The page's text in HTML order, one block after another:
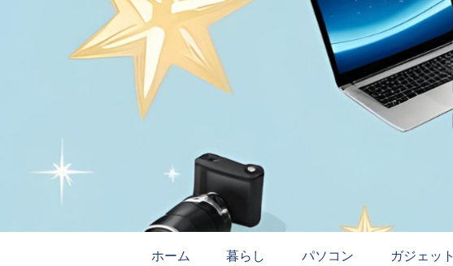
ホーム 暮らし パソコン ガジェット